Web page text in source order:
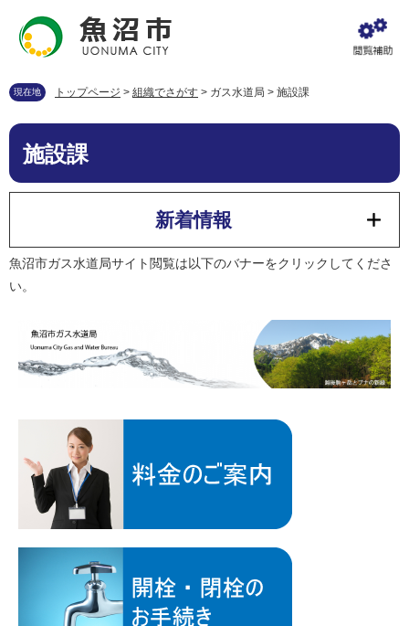
先
で
を
ば
本
現在地 トップページ > 組織でさがす > ガス水道局 > 施設課
本
施設課
新着情報
魚沼市ガス水道局サイト閲覧は以下のバナーをクリックしてくださ
い。